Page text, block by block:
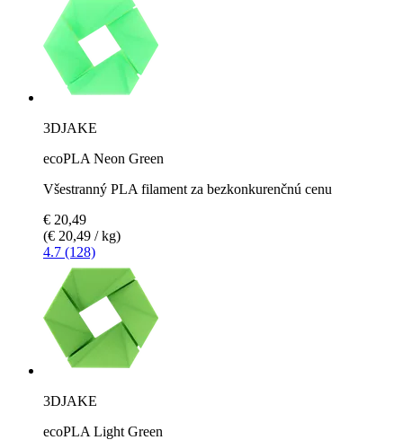
3DJAKE
ecoPLA Neon Green
Všestranný PLA filament za bezkonkurenčnú cenu
€ 20,49
(€ 20,49 / kg)
4.7 (128)
3DJAKE
ecoPLA Light Green